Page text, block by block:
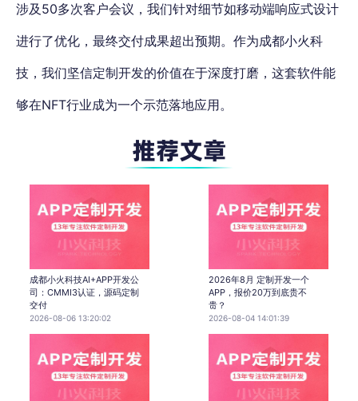
涉及50多次客户会议， 我们针对细节如移动端响应式设计
进行了优化，最终交付成果超出预期。作为成都小火科
技，我们坚信定制开发的价值在于深度打磨，这套软件能
够在NFT行业成为一个示范落地应用。
成都小火科技AI+APP开发公
司：CMMI3认证，源码定制
交付
2026-08-06 13:20:02
2026年8月 定制开发一个
APP，报价20万到底贵不
贵？
2026-08-04 14:01:39